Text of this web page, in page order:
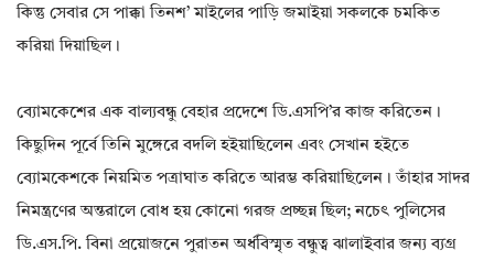
কিন্তু সেবার সে পাক্কা তিনশ’ মাইলের পাড়ি জমাইয়া সকলকে চমকিত
করিয়া দিয়াছিল।
ব্যোমকেশের এক বাল্যবন্ধু বেহার প্রদেশে ডি.এসপি’র কাজ করিতেন।
কিছুদিন পূর্বে তিনি মুঙ্গেরে বদলি হইয়াছিলেন এবং সেখান হইতে
ব্যোমকেশকে নিয়মিত পত্ৰাঘাত করিতে আরম্ভ করিয়াছিলেন। তাঁহার সাদর
নিমন্ত্রণের অন্তরালে বোধ হয় কোনো গরজ প্রচ্ছন্ন ছিল; নচেৎ পুলিসের
ডি.এস.পি. বিনা প্রয়োজনে পুরাতন অর্ধবিস্মৃত বন্ধুত্ব ঝালাইবার জন্য ব্যগ্র